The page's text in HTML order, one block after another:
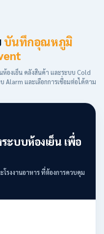
บันทึกอุณหภูมิ
ห้องเย็น คลังสินค้า และระบบ Cold
Alarm และเลือกการเชื่อมต่อได้ตาม
บบห้องเย็น เพื่อ
รงงานอาหาร ที่ต้องการควบคุม